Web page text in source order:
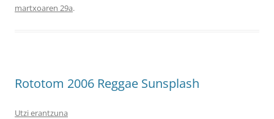
martxoaren 29a.
Rototom 2006 Reggae Sunsplash
Utzi erantzuna